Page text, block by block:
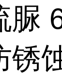
脲
锈